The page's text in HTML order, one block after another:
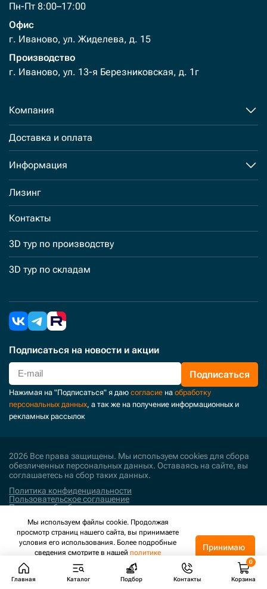
Пн-Пт 8:00–17:00
Офис
г. Иваново, ул. Жиделева, д. 15
Производство
г. Иваново, ул. 13-я Березниковская, д. 1г
Компания
Доставка и оплата
Информация
Лизинг
Контакты
3D тур по производству
3D тур по складам
Подписаться на новости и акции
Подписаться
Нажимая на "Подписаться" я даю согласие на обработку
персональных данных, а так же на получение информационных и
рекламных рассылок
2026 Все права защищены. Мы используем cookies для сбора
обезличенных персональных данных. Оставаясь на сайте, вы
соглашаетесь на сбор таких данных.
Политика конфиденциальности
Пользовательское соглашение
Политика обработки персональных данных
Поддержка и развитие
Главная Каталог Подбор Контакты Корзина
Мы используем файлы cookie. Продолжая
просмотр страниц нашего сайта, вы принимаете
условия его использования. Более подробные
сведения смотрите в нашей политике
конфиденциальности.
Принимаю